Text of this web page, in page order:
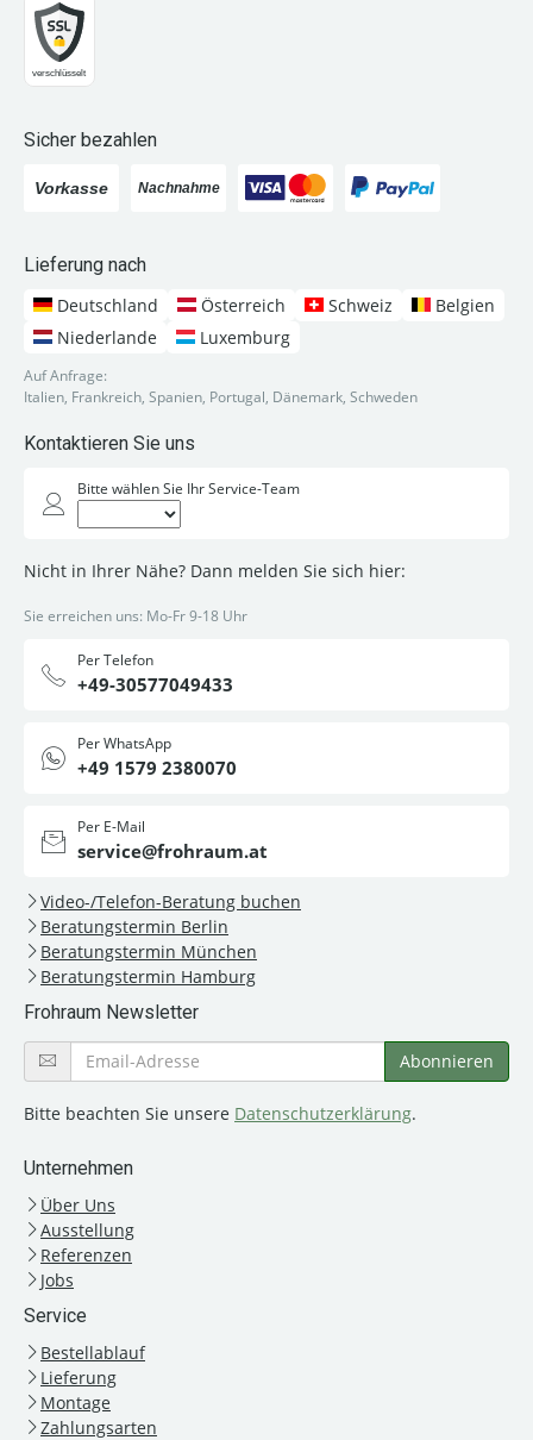
Sicher bezahlen
Lieferung nach
Deutschland
Österreich Schweiz
Belgien
Niederlande
Luxemburg
Auf Anfrage:
Italien, Frankreich, Spanien, Portugal, Dänemark, Schweden
Kontaktieren Sie uns
Bitte wählen Sie Ihr Service-Team
Nicht in Ihrer Nähe? Dann melden Sie sich hier:
Sie erreichen uns: Mo-Fr 9-18 Uhr
Per Telefon
+49-30577049433
Per WhatsApp
+49 1579 2380070
Per E-Mail
service@frohraum.at
Video-/Telefon-Beratung buchen
Beratungstermin Berlin
Beratungstermin München
Beratungstermin Hamburg
Frohraum Newsletter
Bitte beachten Sie unsere Datenschutzerklärung.
Unternehmen
Über Uns
Ausstellung
Referenzen
Jobs
Service
Bestellablauf
Lieferung
Montage
Zahlungsarten